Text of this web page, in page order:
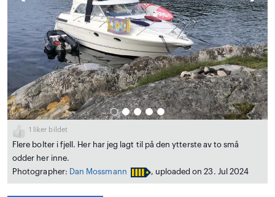
1 liker bildet
Flere bolter i fjell. Her har jeg lagt til på den ytterste av to små
odder her inne.
Photographer: Dan Mossmann , uploaded on 23. Jul 2024